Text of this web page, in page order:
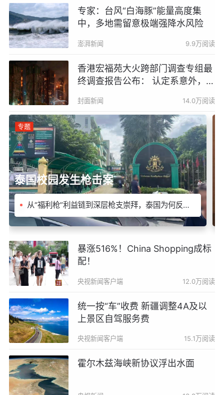
专家：台风“白海豚”能量高度集
中，多地需留意极端强降水风险
澎湃新闻 9.9万阅读
香港宏福苑大火跨部门调查专组最
终调查报告公布： 认定系意外，烟
封面新闻 14.0万阅读
泰国校园发生枪击案
从“福利枪”利益链到深层枪支崇拜，泰国为何反复
上演枪击悲剧？ 校
暴涨516%！China Shopping成标
配！
央视新闻客户端 12.0万阅读
统一按“车”收费 新疆调整4A及以
上景区自驾服务费
央视新闻客户端 15.1万阅读
霍尔木兹海峡新协议浮出水面